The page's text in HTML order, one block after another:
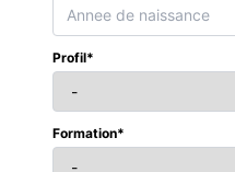
Profil*
Formation*